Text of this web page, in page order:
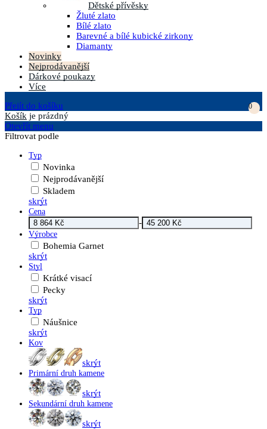
Dětské přívěsky
Žluté zlato
Bílé zlato
Barevné a bílé kubické zirkony
Diamanty
Novinky
Nejprodávanější
Dárkové poukazy
Více
Přejít do košíku
0
Košík je prázdný
Otevřít menu
Filtrovat podle
Typ
Novinka
Nejprodávanější
Skladem
skrýt
Cena
-
Výrobce
Bohemia Garnet
skrýt
Styl
Krátké visací
Pecky
skrýt
Typ
Náušnice
skrýt
Kov
skrýt
Primární druh kamene
skrýt
Sekundární druh kamene
skrýt